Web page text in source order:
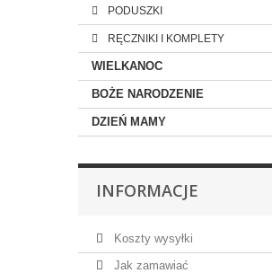
PODUSZKI
RĘCZNIKI I KOMPLETY
WIELKANOC
BOŻE NARODZENIE
DZIEŃ MAMY
INFORMACJE
Koszty wysyłki
Jak zamawiać